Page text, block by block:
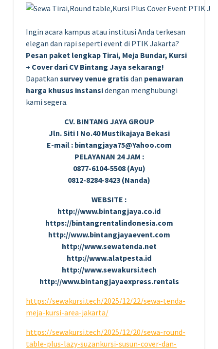
Ingin acara kampus atau institusi Anda terkesan
elegan dan rapi seperti event di PTIK Jakarta?
Pesan paket lengkap Tirai, Meja Bundar, Kursi
+ Cover dari CV Bintang Jaya sekarang!
Dapatkan survey venue gratis dan penawaran
harga khusus instansidengan menghubungi
kami segera.
CV. BINTANG JAYA GROUP
Jln. Siti I No.40 Mustikajaya Bekasi
E-mail : bintangjaya75@Yahoo.com
PELAYANAN 24 JAM :
0877-6104-5508 (Ayu)
0812-8284-8423 (Nanda)
WEBSITE :
http://www.bintangjaya.co.id
https://bintangrentalindonesia.com
http://www.bintangjayaevent.com
http://www.sewatenda.net
http://www.alatpesta.id
http://www.sewakursi.tech
http://www.bintangjayaexpress.rentals
https://sewakursi.tech/2025/12/22/sewa-tenda-
meja-kursi-area-jakarta/
https://sewakursi.tech/2025/12/20/sewa-round-
table-plus-lazy-suzankursi-susun-cover-dan-